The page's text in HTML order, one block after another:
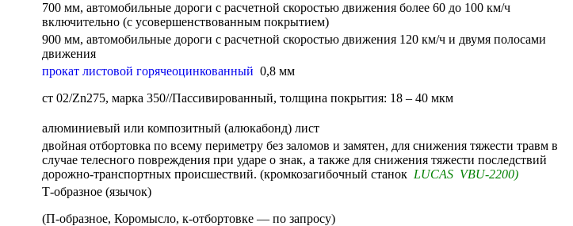
700 мм, автомобильные дороги с расчетной скоростью движения более 60 до 100 км/ч
включительно (с усовершенствованным покрытием)
900 мм, автомобильные дороги с расчетной скоростью движения 120 км/ч и двумя полосами
движения
прокат листовой горячеоцинкованный 0,8 мм
ст 02/Zn275, марка 350//Пассивированный, толщина покрытия: 18 – 40 мкм
алюминиевый или композитный (алюкабонд) лист
двойная отбортовка по всему периметру без заломов и замятен, для снижения тяжести травм в
случае телесного повреждения при ударе о знак, а также для снижения тяжести последствий
дорожно-транспортных происшествий. (кромкозагибочный станок LUCAS VBU-2200)
Т-образное (язычок)
(П-образное, Коромысло, к-отбортовке — по запросу)